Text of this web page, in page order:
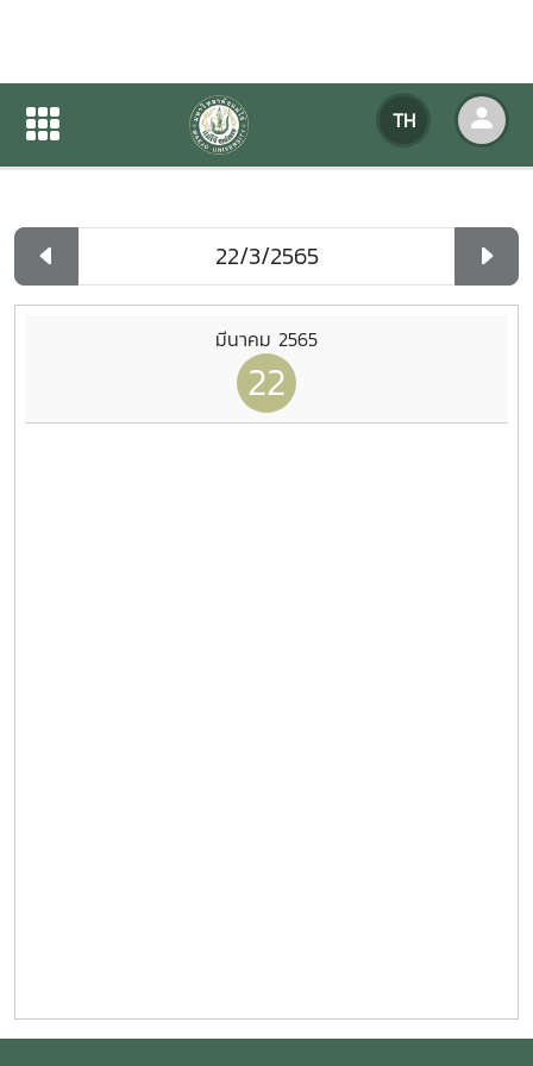
TH
ปฏิทินกิจกรรมของหน่วยงาน
ปฏิทินกิจกรรมของหน่วยงาน
มีนาคม 2565
22